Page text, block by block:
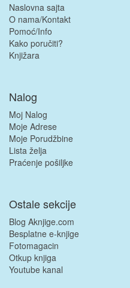
Naslovna sajta
O nama/Kontakt
Pomoć/Info
Kako poručiti?
Knjižara
Nalog
Moj Nalog
Moje Adrese
Moje Porudžbine
Lista želja
Praćenje pošiljke
Ostale sekcije
Blog Aknjige.com
Besplatne e-knjige
Fotomagacin
Otkup knjiga
Youtube kanal